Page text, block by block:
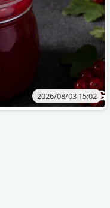
2026/08/03 15:02